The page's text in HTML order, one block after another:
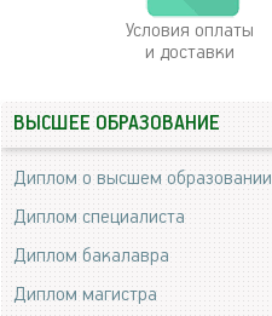
Условия оплаты
и доставки
ВЫСШЕЕ ОБРАЗОВАНИЕ
Диплом о высшем образовании
Диплом специалиста
Диплом бакалавра
Диплом магистра